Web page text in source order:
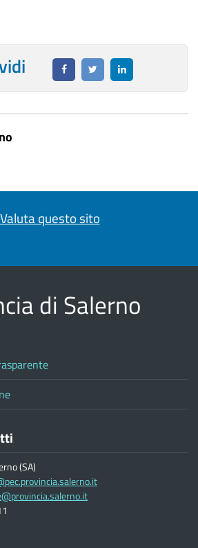
Valuta questo sito
di Salerno
(SA)